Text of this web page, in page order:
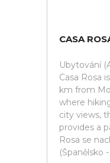
CASA
Ubytování
Casa Rosa
km from
where
city views,
provides a
Rosa se
(Španělsko